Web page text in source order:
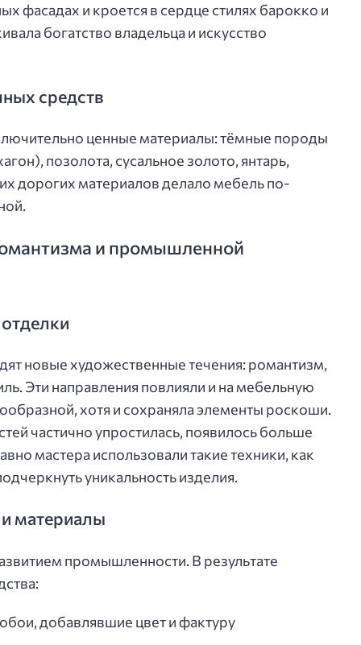
фасадах и кроется в сердце стилях барокко и
богатство владельца и искусство
средств
ценные материалы: тёмные породы
позолота, сусальное золото, янтарь,
дорогих материалов делало мебель по-
и промышленной
новые художественные течения: романтизм,
Эти направления повлияли и на мебельную
хотя и сохраняла элементы роскоши.
частично упростилась, появилось больше
мастера использовали такие техники, как
уникальность изделия.
материалы
промышленности. В результате
добавлявшие цвет и фактуру